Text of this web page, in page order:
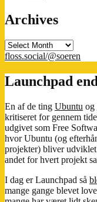
Archives
Archives
floss.social/@soeren
Launchpad
En af de ting Ubuntu og
kritiseret for gennem
udgivet som Free
hvor Ubuntu (og
projekter) bliver
andet for hvert projekt
I dag er Launchpad så
mange gange blevet